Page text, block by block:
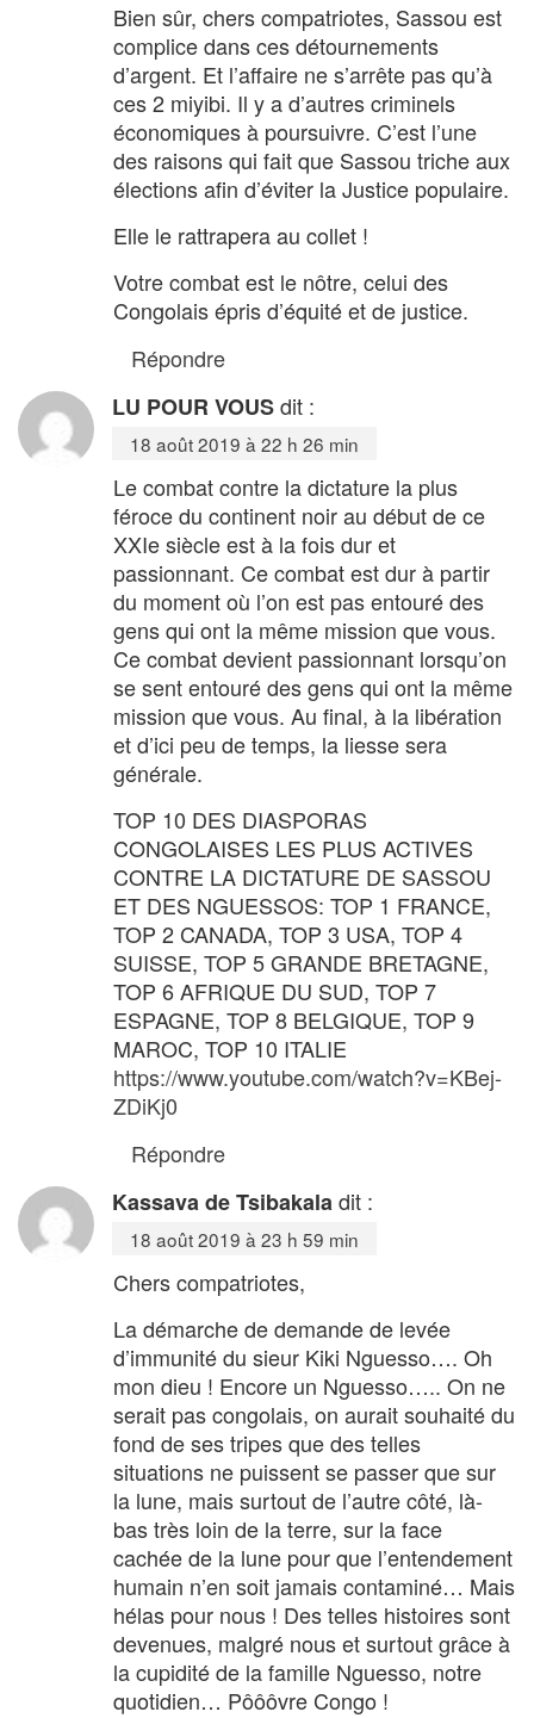
Bien sûr, chers compatriotes, Sassou est
complice dans ces détournements
d’argent. Et l’affaire ne s’arrête pas qu’à
ces 2 miyibi. Il y a d’autres criminels
économiques à poursuivre. C’est l’une
des raisons qui fait que Sassou triche aux
élections afin d’éviter la Justice populaire.
Elle le rattrapera au collet !
Votre combat est le nôtre, celui des
Congolais épris d’équité et de justice.
Répondre
LU POUR VOUSdit :
18 août 2019 à 22 h 26 min
Le combat contre la dictature la plus
féroce du continent noir au début de ce
XXIe siècle est à la fois dur et
passionnant. Ce combat est dur à partir
du moment où l’on est pas entouré des
gens qui ont la même mission que vous.
Ce combat devient passionnant lorsqu’on
se sent entouré des gens qui ont la même
mission que vous. Au final, à la libération
et d’ici peu de temps, la liesse sera
générale.
TOP 10 DES DIASPORAS
CONGOLAISES LES PLUS ACTIVES
CONTRE LA DICTATURE DE SASSOU
ET DES NGUESSOS: TOP 1 FRANCE,
TOP 2 CANADA, TOP 3 USA, TOP 4
SUISSE, TOP 5 GRANDE BRETAGNE,
TOP 6 AFRIQUE DU SUD, TOP 7
ESPAGNE, TOP 8 BELGIQUE, TOP 9
MAROC, TOP 10 ITALIE
https://www.youtube.com/watch?v=KBej-
ZDiKj0
Répondre
Kassava de Tsibakaladit :
18 août 2019 à 23 h 59 min
Chers compatriotes,
La démarche de demande de levée
d’immunité du sieur Kiki Nguesso…. Oh
mon dieu ! Encore un Nguesso….. On ne
serait pas congolais, on aurait souhaité du
fond de ses tripes que des telles
situations ne puissent se passer que sur
la lune, mais surtout de l’autre côté, là-
bas très loin de la terre, sur la face
cachée de la lune pour que l’entendement
humain n’en soit jamais contaminé… Mais
hélas pour nous ! Des telles histoires sont
devenues, malgré nous et surtout grâce à
la cupidité de la famille Nguesso, notre
quotidien… Pôôôvre Congo !